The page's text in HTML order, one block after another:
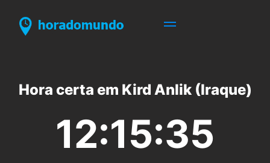
Hora certa em Kird Anlik (Iraque)
12:15:35